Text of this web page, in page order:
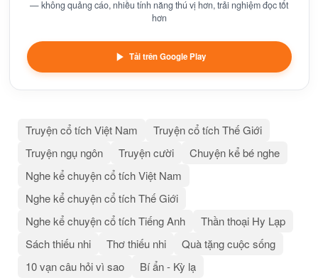
— không quảng cáo, nhiều tính năng thú vị hơn, trải nghiệm đọc tốt
hơn
Tải trên Google Play
Truyện cổ tích Việt Nam
Truyện cổ tích Thế Giới
Truyện ngụ ngôn
Truyện cười
Chuyện kể bé nghe
Nghe kể chuyện cổ tích Việt Nam
Nghe kể chuyện cổ tích Thế Giới
Nghe kể chuyện cổ tích Tiếng Anh
Thần thoại Hy Lạp
Sách thiếu nhi
Thơ thiếu nhi
Quà tặng cuộc sống
10 vạn câu hỏi vì sao
Bí ẩn - Kỳ lạ